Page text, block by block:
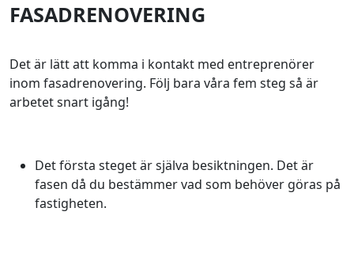
FASADRENOVERING
Det är lätt att komma i kontakt med entreprenörer
inom fasadrenovering. Följ bara våra fem steg så är
arbetet snart igång!
Det första steget är själva besiktningen. Det är
fasen då du bestämmer vad som behöver göras på
fastigheten.